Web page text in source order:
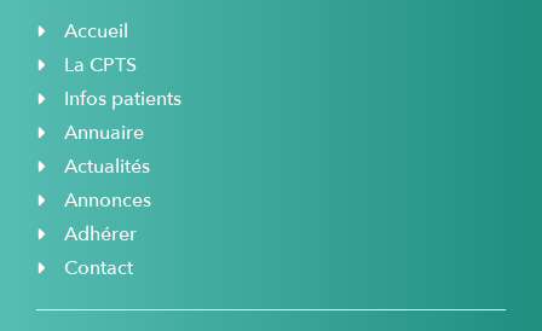
Accueil
La CPTS
Infos patients
Annuaire
Actualités
Annonces
Adhérer
Contact